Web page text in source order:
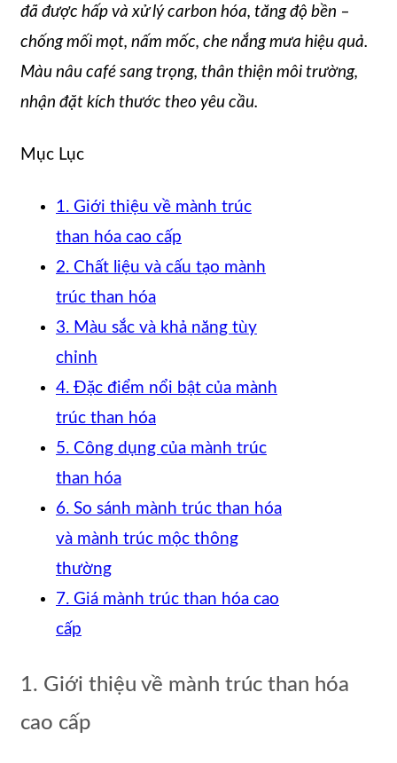
đã được hấp và xử lý carbon hóa, tăng độ bền –
chống mối mọt, nấm mốc, che nắng mưa hiệu quả.
Màu nâu café sang trọng, thân thiện môi trường,
nhận đặt kích thước theo yêu cầu.
Mục Lục
1. Giới thiệu về mành trúc
than hóa cao cấp
2. Chất liệu và cấu tạo mành
trúc than hóa
3. Màu sắc và khả năng tùy
chỉnh
4. Đặc điểm nổi bật của mành
trúc than hóa
5. Công dụng của mành trúc
than hóa
6. So sánh mành trúc than hóa
và mành trúc mộc thông
thường
7. Giá mành trúc than hóa cao
cấp
1. Giới thiệu về mành trúc than hóa
cao cấp